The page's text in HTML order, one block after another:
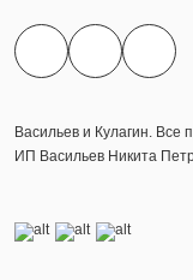
Васильев и Кулагин.
ИП Васильев Никита